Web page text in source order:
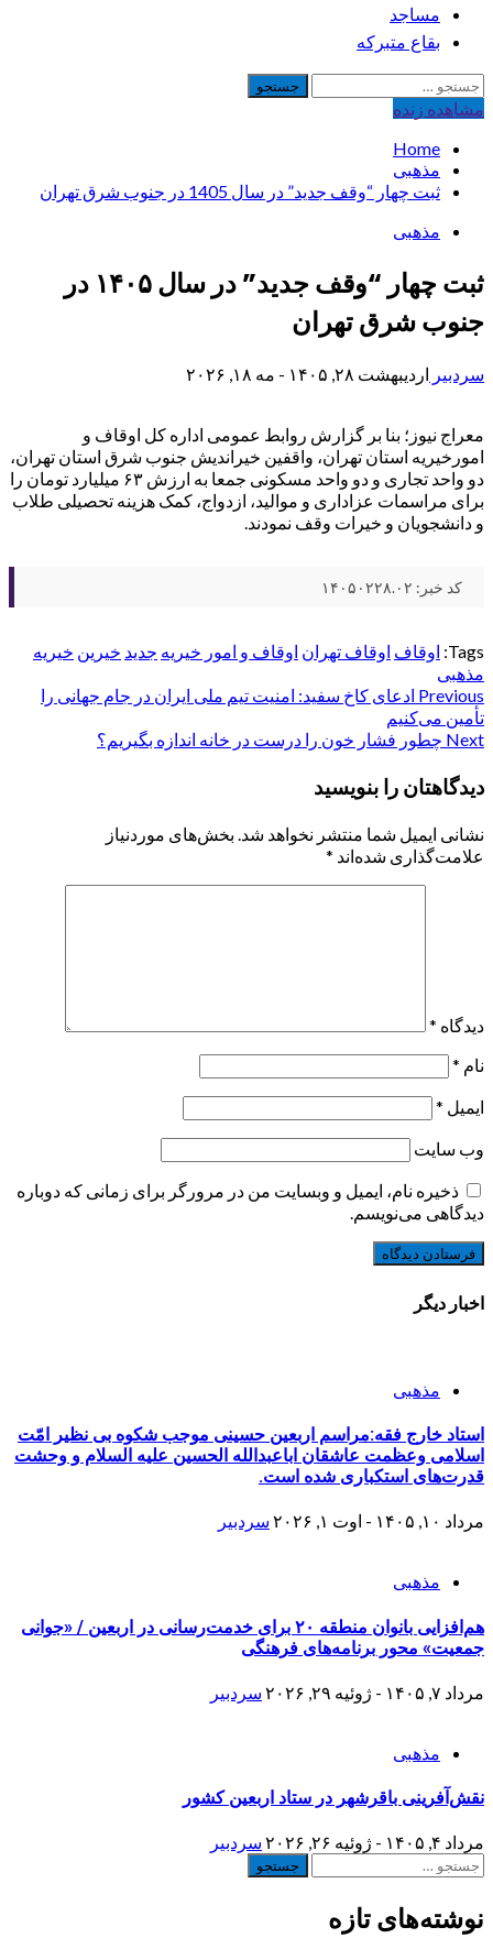
مساجد
بقاع متبرکه
جستجو
برای:
مشاهده‌ زنده
Home
مذهبی
ثبت چهار “وقف جدید” در سال 1405 در جنوب شرق تهران
مذهبی
ثبت چهار “وقف جدید” در سال ۱۴۰۵ در
جنوب شرق تهران
سردبیر اردیبهشت ۲۸, ۱۴۰۵ - مه ۱۸, ۲۰۲۶
معراج نیوز؛ بنا بر گزارش روابط عمومی اداره کل اوقاف و
امورخیریه استان تهران، واقفین خیراندیش جنوب شرق استان تهران،
دو واحد تجاری و دو واحد مسکونی جمعا به ارزش ۶۳ میلیارد تومان را
برای مراسمات عزاداری و موالید، ازدواج، کمک هزینه تحصیلی طلاب
و دانشجویان و خیرات وقف نمودند.
کد خبر: ۱۴۰۵۰۲۲۸.۰۲
Tags: اوقاف اوقاف تهران اوقاف و امور خیریه جدید خیرین خیریه
مذهبی
Post
navigation
Previous ادعای کاخ سفید: امنیت تیم ملی ایران در جام جهانی را
تأمین می‌کنیم
Next چطور فشار خون را درست در خانه اندازه بگیریم؟
دیدگاهتان را بنویسید
نشانی ایمیل شما منتشر نخواهد شد. بخش‌های موردنیاز
علامت‌گذاری شده‌اند *
دیدگاه *
نام *
ایمیل *
وب‌ سایت
ذخیره نام، ایمیل و وبسایت من در مرورگر برای زمانی که دوباره
دیدگاهی می‌نویسم.
اخبار دیگر
مذهبی
استاد خارج فقه:مراسم اربعین حسینی موجب شکوه بی نظیر امّت
اسلامی وعظمت عاشقان اباعبدالله الحسین علیه السلام و وحشت
قدرت‌های استکباری شده است.
مرداد ۱۰, ۱۴۰۵ - اوت ۱, ۲۰۲۶ سردبیر
مذهبی
هم‌افزایی بانوان منطقه ۲۰ برای خدمت‌رسانی در اربعین / «جوانی
جمعیت» محور برنامه‌های فرهنگی
مرداد ۷, ۱۴۰۵ - ژوئیه ۲۹, ۲۰۲۶ سردبیر
مذهبی
نقش‌آفرینی باقرشهر در ستاد اربعین کشور
مرداد ۴, ۱۴۰۵ - ژوئیه ۲۶, ۲۰۲۶
سردبیر
جستجو
نوشته‌های تازه